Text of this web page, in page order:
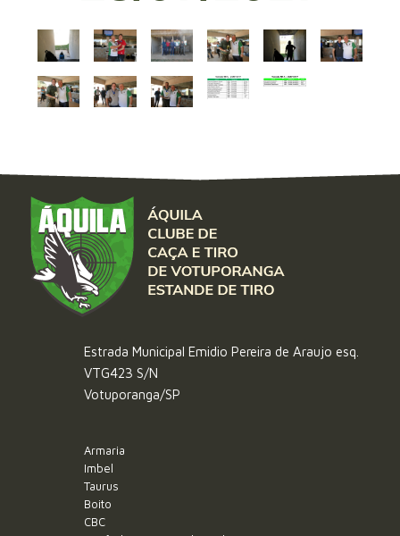
Estrada Municipal Emidio Pereira de Araujo esq.
VTG423 S/N
Votuporanga/SP
Armaria
Imbel
Taurus
Boito
CBC